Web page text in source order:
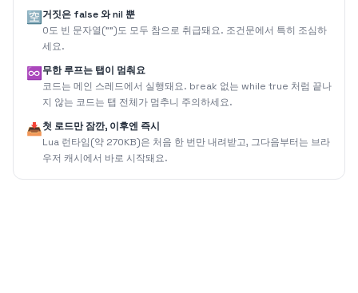
🈳 거짓은 false 와 nil 뿐
0도 빈 문자열("")도 모두 참으로 취급돼요. 조건문에서 특히 조심하
세요.
♾️ 무한 루프는 탭이 멈춰요
코드는 메인 스레드에서 실행돼요. break 없는 while true 처럼 끝나
지 않는 코드는 탭 전체가 멈추니 주의하세요.
📥첫 로드만 잠깐, 이후엔 즉시
Lua 런타임(약 270KB)은 처음 한 번만 내려받고, 그다음부터는 브라
우저 캐시에서 바로 시작돼요.